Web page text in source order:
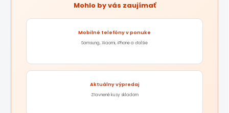
Mohlo by vás zaujímať
Mobilné telefóny v ponuke
Samsung, Xiaomi, iPhone a ďalšie
Aktuálny výpredaj
Zľavnené kusy skladom